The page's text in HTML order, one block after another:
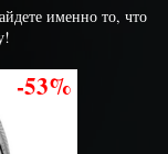
именно то, что
-53%